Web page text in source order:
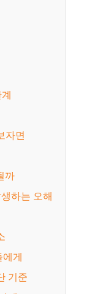
자면
까
하는 오해
에게
기준